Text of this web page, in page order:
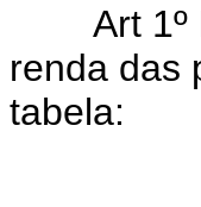
Art
renda das
tabela: